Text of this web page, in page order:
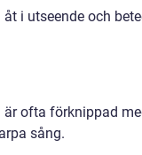
i utseende och
ofta förknippad
sång.